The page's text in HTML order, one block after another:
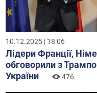
10.12.2025 | 18:06
Лідери Франції,
обговорили з
України
476